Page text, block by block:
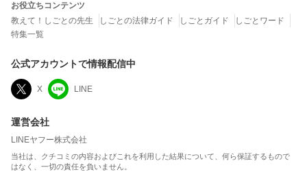
お役立ちコンテンツ
教えて！しごとの先生
しごとの法律ガイド しごとガイド
しごとワード
特集一覧
公式アカウントで情報配信中
X LINE
運営会社
LINEヤフー株式会社
当社は、クチコミの内容およびこれを利用した結果について、何ら保証するもので
はなく、一切の責任を負いません。